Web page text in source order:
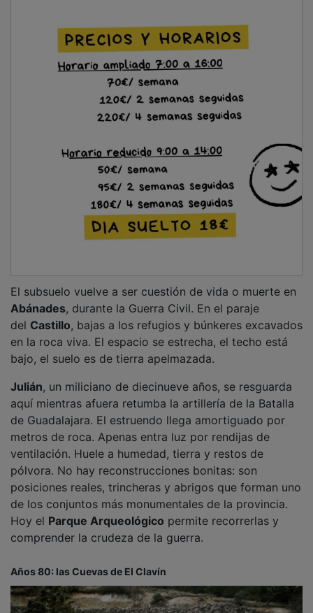
El subsuelo vuelve a ser cuestión de vida o muerte en
Abánades, durante la Guerra Civil. En el paraje
del Castillo, bajas a los refugios y búnkeres excavados
en la roca viva. El espacio se estrecha, el techo está
bajo, el suelo es de tierra apelmazada.
Julián, un miliciano de diecinueve años, se resguarda
aquí mientras afuera retumba la artillería de la Batalla
de Guadalajara. El estruendo llega amortiguado por
metros de roca. Apenas entra luz por rendijas de
ventilación. Huele a humedad, tierra y restos de
pólvora. No hay reconstrucciones bonitas: son
posiciones reales, trincheras y abrigos que forman uno
de los conjuntos más monumentales de la provincia.
Hoy el Parque Arqueológico permite recorrerlas y
comprender la crudeza de la guerra.
Años 80: las Cuevas de El Clavín